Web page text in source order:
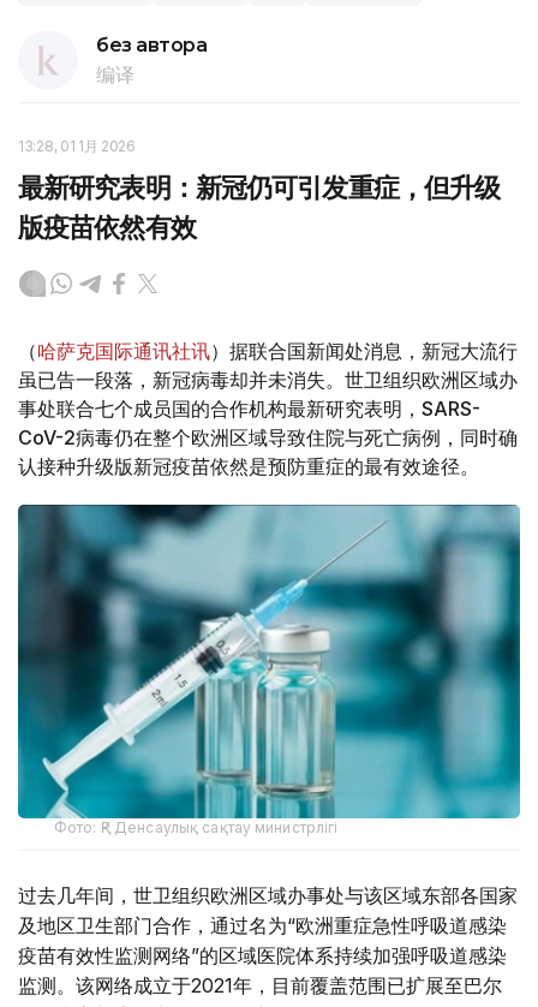
без автора
编译
13:28, 01 1月 2026
最新研究表明：新冠仍可引发重症，但升级
版疫苗依然有效
（哈萨克国际通讯社讯）据联合国新闻处消息，新冠大流行
虽已告一段落，新冠病毒却并未消失。世卫组织欧洲区域办
事处联合七个成员国的合作机构最新研究表明，SARS-
CoV-2病毒仍在整个欧洲区域导致住院与死亡病例，同时确
认接种升级版新冠疫苗依然是预防重症的最有效途径。
Фото: ҚР Денсаулық сақтау министрлігі
过去几年间，世卫组织欧洲区域办事处与该区域东部各国家
及地区卫生部门合作，通过名为“欧洲重症急性呼吸道感染
疫苗有效性监测网络”的区域医院体系持续加强呼吸道感染
监测。该网络成立于2021年，目前覆盖范围已扩展至巴尔